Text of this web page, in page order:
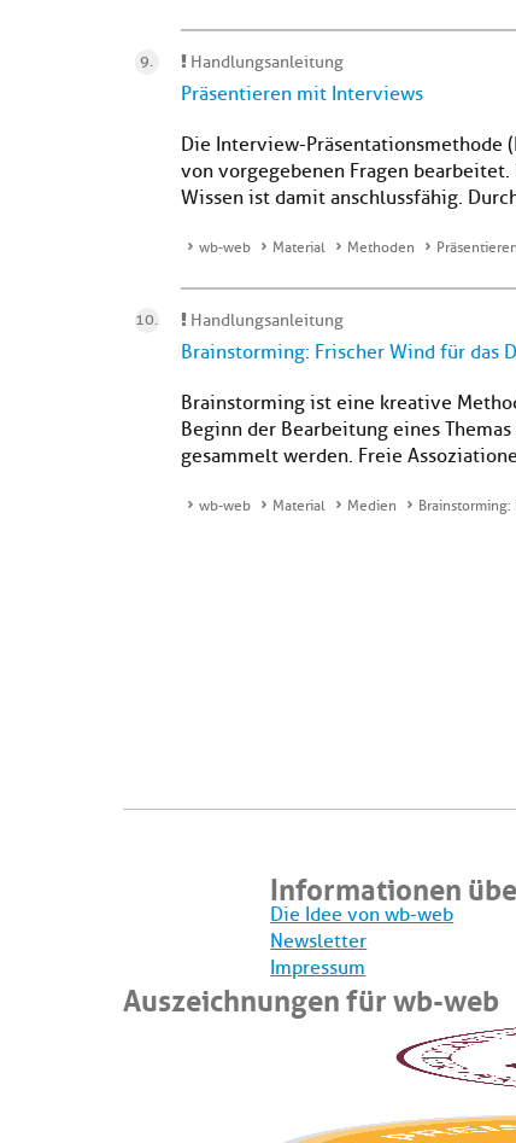
Handlungsanleitung
Präsentieren mit Interviews
Die Interview-Präsentationsmethode
von vorgegebenen Fragen
Wissen ist damit anschlussfähig.
wb-web Material Methoden
Handlungsanleitung
Brainstorming: Frischer Wind für das
Brainstorming ist eine kreative
Beginn der Bearbeitung eines
gesammelt werden. Freie
wb-web Material Medien
Informationen
Die Idee von wb-web
Newsletter
Impressum
Auszeichnungen für wb-web